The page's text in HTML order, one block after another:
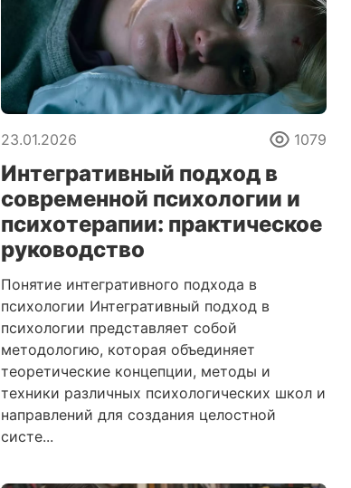
23.01.2026 1079
Интегративный подход в
современной психологии и
психотерапии: практическое
руководство
Понятие интегративного подхода в
психологии Интегративный подход в
психологии представляет собой
методологию, которая объединяет
теоретические концепции, методы и
техники различных психологических школ и
направлений для создания целостной
систе...